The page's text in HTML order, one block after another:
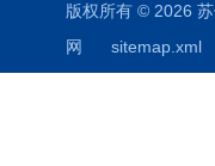
版权所有 © 2026
网
sitemap.xml